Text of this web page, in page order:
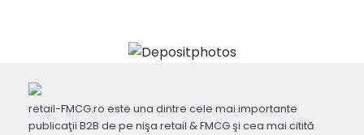
retail-FMCG.ro este una dintre cele mai importante
publicaţii B2B de pe nişa retail & FMCG şi cea mai citită